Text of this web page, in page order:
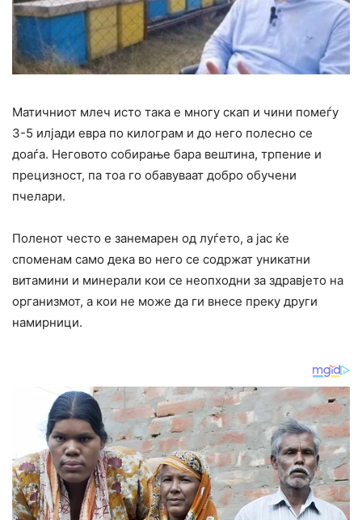
Матичниот млеч исто така е многу скап и чини помеѓу
3-5 илјади евра по килограм и до него полесно се
доаѓа. Неговото собирање бара вештина, трпение и
прецизност, па тоа го обавуваат добро обучени
пчелари.
Поленот често е занемарен од луѓето, а јас ќе
споменам само дека во него се содржат уникатни
витамини и минерали кои се неопходни за здравјето на
организмот, а кои не може да ги внесе преку други
намирници.